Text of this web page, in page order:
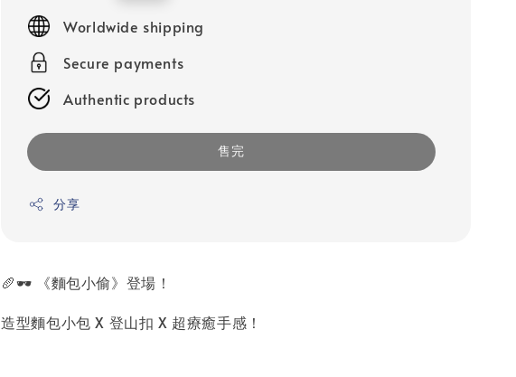
priceWorldwide shipping
Secure payments
Authentic products
售完
分享
🥖🕶️ 《麵包小偷》登場！
造型麵包小包 X 登山扣 X 超療癒手感！